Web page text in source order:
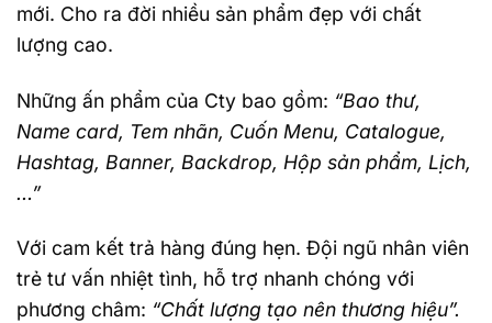
mới. Cho ra đời nhiều sản phẩm đẹp với chất
lượng cao.
Những ấn phẩm của Cty bao gồm: “Bao thư,
Name card, Tem nhãn, Cuốn Menu, Catalogue,
Hashtag, Banner, Backdrop, Hộp sản phẩm, Lịch,
…”
Với cam kết trả hàng đúng hẹn. Đội ngũ nhân viên
trẻ tư vấn nhiệt tình, hỗ trợ nhanh chóng với
phương châm: “Chất lượng tạo nên thương hiệu”.